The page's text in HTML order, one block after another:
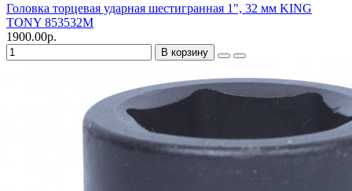
Головка торцевая ударная шестигранная 1", 32 мм KING
TONY 853532M
1900.00р.
В корзину